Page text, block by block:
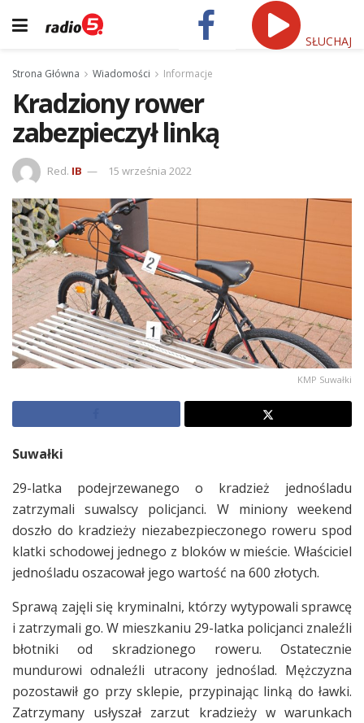
SŁUCHAJ
Strona Główna Wiadomości Informacje
Kradziony rower
zabezpieczył linką
Red. IB 15 września 2022
KMP Suwałki
Suwałki
29-latka podejrzewanego o kradzież jednośladu
zatrzymali suwalscy policjanci. W miniony weekend
doszło do kradzieży niezabezpieczonego roweru spod
klatki schodowej jednego z bloków w mieście. Właściciel
jednośladu oszacował jego wartość na 600 złotych.
Sprawą zajęli się kryminalni, którzy wytypowali sprawcę
i zatrzymali go. W mieszkaniu 29-latka policjanci znaleźli
błotniki od skradzionego roweru. Ostatecznie
mundurowi odnaleźli utracony jednoślad. Mężczyzna
pozostawił go przy sklepie, przypinając linką do ławki.
Zatrzymany usłyszał zarzut kradzieży w warunkach